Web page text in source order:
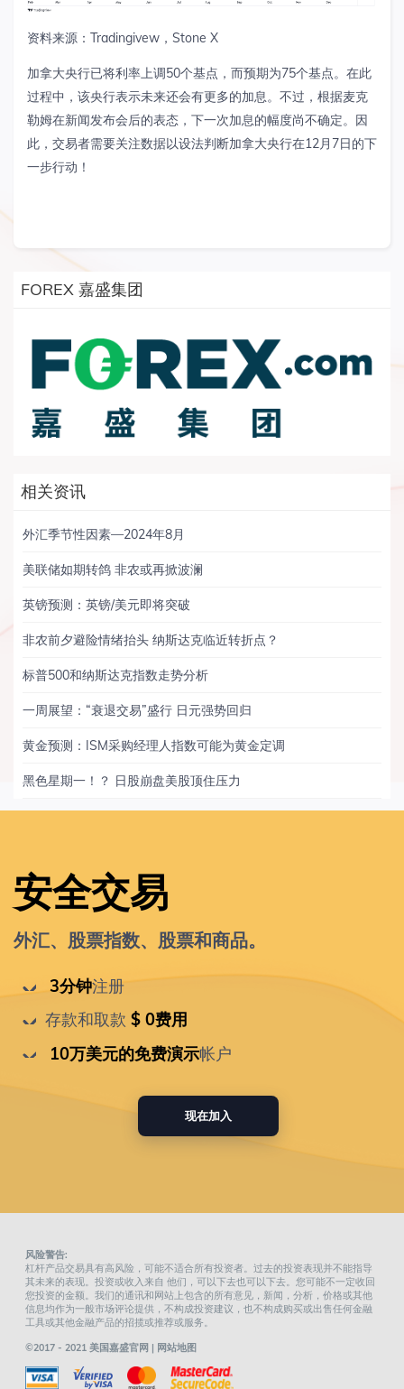
资料来源： Tradingivew ， Stone X
加拿大央行已将利率上调50个基点，而预期为75个基点。在此
过程中，该央行表示未来还会有更多的加息。不过，根据麦克
勒姆在新闻发布会后的表态，下一次加息的幅度尚不确定。因
此，交易者需要关注数据以设法判断加拿大央行在12月 7日的下
一步行动！
FOREX 嘉盛集团
相关资讯
外汇季节性因素—2024年8月
美联储如期转鸽 非农或再掀波澜
英镑预测：英镑/美元即将突破
非农前夕避险情绪抬头 纳斯达克临近转折点？
标普500和纳斯达克指数走势分析
一周展望：“衰退交易”盛行 日元强势回归
黄金预测：ISM采购经理人指数可能为黄金定调
黑色星期一！？ 日股崩盘美股顶住压力
安全交易
外汇、股票指数、股票和商品。
3分钟注册
存款和取款 $ 0费用
10万美元的免费演示帐户
现在加入
风险警告:
杠杆产品交易具有高风险，可能不适合所有投资者。过去的投资表现并不能指导
其未来的表现。投资或收入来自 他们，可以下去也可以下去。您可能不一定收回
您投资的金额。我们的通讯和网站上包含的所有意见，新闻，分析，价格或其他
信息均作为一般市场评论提供，不构成投资建议，也不构成购买或出售任何金融
工具或其他金融产品的招揽或推荐或服务。
©2017 - 2021 美国嘉盛官网 | 网站地图